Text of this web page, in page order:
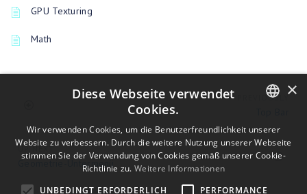
GPU Texturing
Math
PREVIOUSLY
UP NEXT
Geometrie-Untermenü
ENGLISH
×
Diese Webseite verwendet
Cookies.
Wir verwenden Cookies, um die Benutzerfreundlichkeit unserer
Website zu verbessern. Durch die weitere Nutzung unserer Webseite
stimmen Sie der Verwendung von Cookies gemäß unserer Cookie-
Richtlinie zu. Weitere Informationen
UNBEDINGT ERFORDERLICH
PERFORMANCE